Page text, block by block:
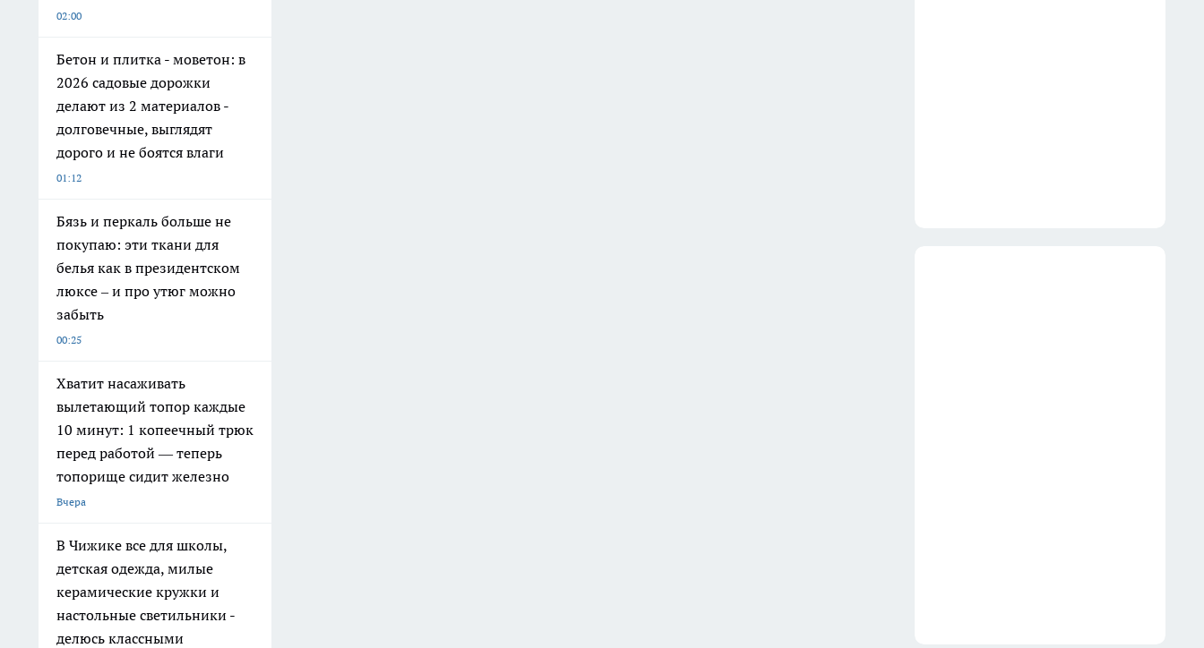
02:00
Бетон и плитка - моветон: в
2026 садовые дорожки
делают из 2 материалов -
долговечные, выглядят
дорого и не боятся влаги
01:12
Бязь и перкаль больше не
покупаю: эти ткани для
белья как в президентском
люксе – и про утюг можно
забыть
00:25
Хватит насаживать
вылетающий топор каждые
10 минут: 1 копеечный трюк
перед работой — теперь
топорище сидит железно
Вчера
В Чижике все для школы,
детская одежда, милые
керамические кружки и
настольные светильники -
делюсь классными